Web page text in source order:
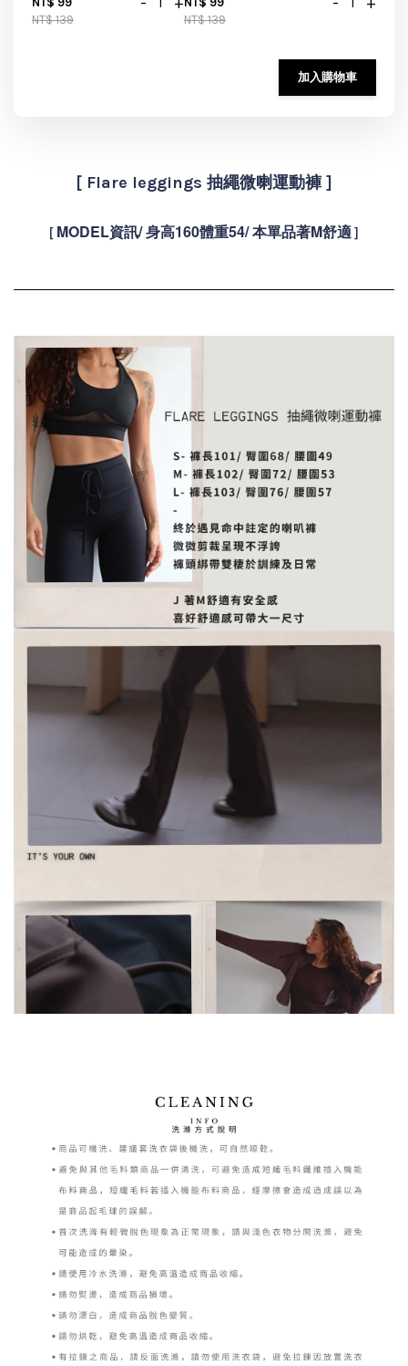
NT$ 139
NT$ 139
加入購物車
[ Flare leggings 抽繩微喇運動褲 ]
[ MODEL資訊/ 身高160體重54/ 本單品著M舒適 ]